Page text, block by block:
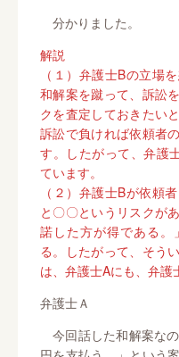
分かりました。
解説
（１）弁護士Bの立場
和解案を蹴って、訴訟
クを査定しておきたい
訴訟で負ければ依頼者
す。したがって、弁護
ています。
（２）弁護士Bが依頼
と〇〇というリスクが
諾した方が得である。
る。したがって、そう
は、弁護士Aにも、弁護
弁護士Ａ
今回話した和解案な